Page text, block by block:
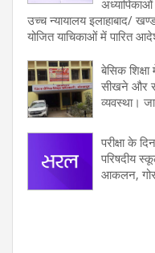
उच्च न्यायालय इलाहाबाद/
योजित याचिकाओं में पारित
बेसिक
सीखने और
व्यवस्था।
परीक्षा के
परिषदीय
आकलन,